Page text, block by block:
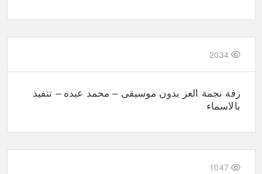
2034
زفة نجمة العز بدون موسيقى – محمد عبده – تنفيذ
بالاسماء
1047